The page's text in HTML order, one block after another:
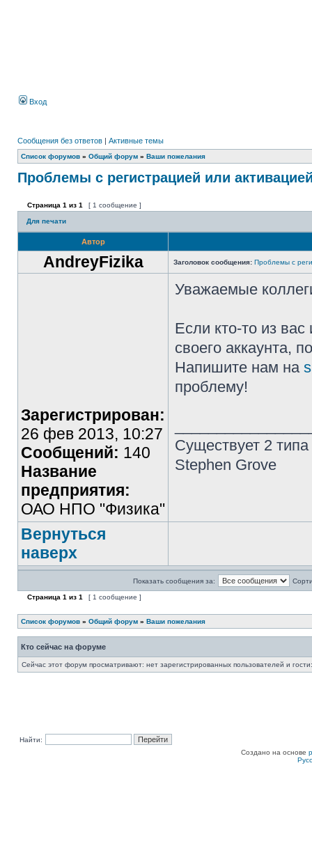
Вход
Сообщения без ответов | Активные темы
Список форумов » Общий форум » Ваши пожелания
Проблемы с регистрацией или
Страница 1 из 1 [ 1 сообщение ]
Для печати
Автор
AndreyFizika Заголовок сообщения: Проблемы с
Зарегистрирован:
26 фев 2013, 10:27
Сообщений: 140
Название
предприятия:
ОАО НПО "Физика"
Уважаемые
Если кто-то из
своего аккаунта,
Напишите нам на
проблему!
Существует 2
Stephen Grove
Вернуться
наверх
Показать сообщения за:
Страница 1 из 1 [ 1 сообщение ]
Список форумов » Общий форум » Ваши пожелания
Кто сейчас на форуме
Сейчас этот форум просматривают: нет зарегистрированных пользователей и
Найти:
Создано на основе